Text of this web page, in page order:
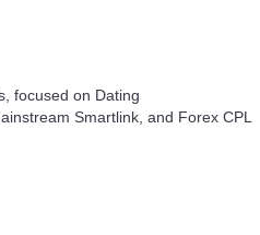
focused on Dating
Smartlink, and Forex CPL